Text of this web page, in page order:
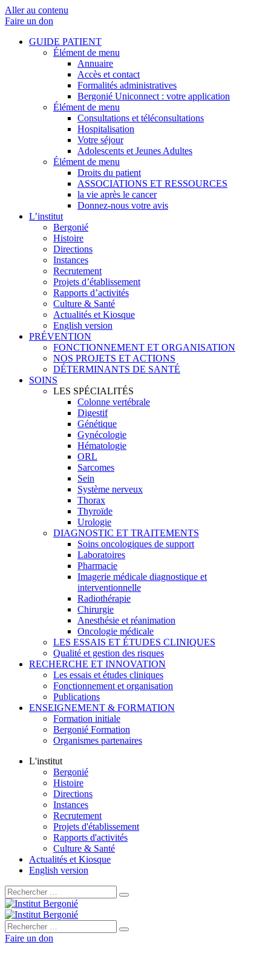
Aller au contenu
Faire un don
GUIDE PATIENT
Élément de menu
Annuaire
Accès et contact
Formalités administratives
Bergonié Uniconnect : votre application
Élément de menu
Consultations et téléconsultations
Hospitalisation
Votre séjour
Adolescents et Jeunes Adultes
Élément de menu
Droits du patient
ASSOCIATIONS ET RESSOURCES
la vie après le cancer
Donnez-nous votre avis
L’institut
Bergonié
Histoire
Directions
Instances
Recrutement
Projets d’établissement
Rapports d’activités
Culture & Santé
Actualités et Kiosque
English version
PRÉVENTION
FONCTIONNEMENT ET ORGANISATION
NOS PROJETS ET ACTIONS
DÉTERMINANTS DE SANTÉ
SOINS
LES SPÉCIALITÉS
Colonne vertébrale
Digestif
Génétique
Gynécologie
Hématologie
ORL
Sarcomes
Sein
Système nerveux
Thorax
Thyroïde
Urologie
DIAGNOSTIC ET TRAITEMENTS
Soins oncologiques de support
Laboratoires
Pharmacie
Imagerie médicale diagnostique et
interventionnelle
Radiothérapie
Chirurgie
Anesthésie et réanimation
Oncologie médicale
LES ESSAIS ET ÉTUDES CLINIQUES
Qualité et gestion des risques
RECHERCHE ET INNOVATION
Les essais et études cliniques
Fonctionnement et organisation
Publications
ENSEIGNEMENT & FORMATION
Formation initiale
Bergonié Formation
Organismes partenaires
L'institut
Bergonié
Histoire
Directions
Instances
Recrutement
Projets d'établissement
Rapports d'activités
Culture & Santé
Actualités et Kiosque
English version
Rechercher :
Rechercher :
Faire un don